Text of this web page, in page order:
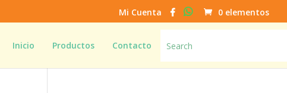
Mi Cuenta 0 elementos
Inicio Productos Contacto